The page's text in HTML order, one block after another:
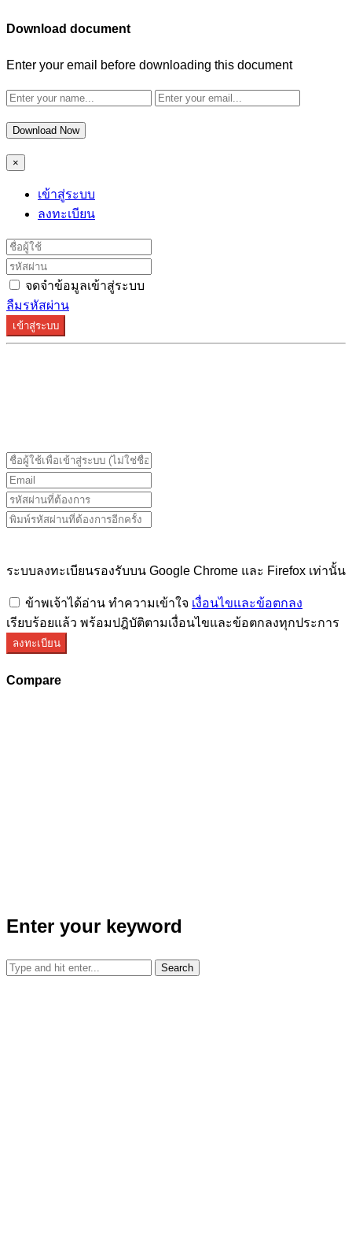
Download document
Enter your email before downloading this document
Download Now
×
เข้าสู่ระบบ
ลงทะเบียน
จดจำข้อมูลเข้าสู่ระบบ
ลืมรหัสผ่าน
เข้าสู่ระบบ
ระบบลงทะเบียนรองรับบน Google Chrome และ Firefox เท่านั้น
ข้าพเจ้าได้อ่าน ทำความเข้าใจ เงื่อนไขและข้อตกลง
เรียบร้อยแล้ว พร้อมปฎิบัติตามเงื่อนไขและข้อตกลงทุกประการ
ลงทะเบียน
Compare
Enter your keyword
Search